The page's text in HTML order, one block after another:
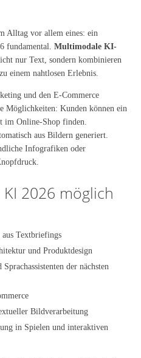
Alltag vor allem eines: ein
fundamental. Multimodale KI-
nur Text, sondern kombinieren
einem nahtlosen Erlebnis.
und den E-Commerce
Möglichkeiten: Kunden können ein
im Online-Shop finden.
aus Bildern generiert.
Infografiken oder
2026 möglich
Textbriefings
und Produktdesign
der nächsten
Bildverarbeitung
in Spielen und interaktiven